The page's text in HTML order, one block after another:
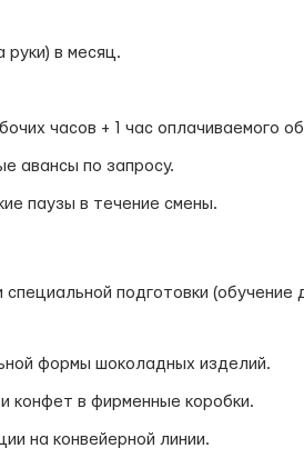
руки) в месяц.
часов + 1 час оплачиваемого
авансы по запросу.
паузы в течение смены.
подготовки (обучение
формы шоколадных изделий.
конфет в фирменные коробки.
на конвейерной линии.